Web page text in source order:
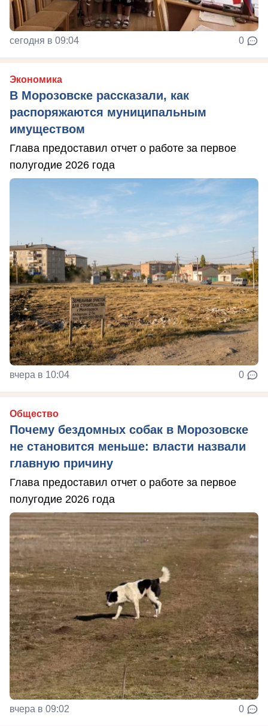
сегодня в 09:04 0
Экономика
В Морозовске рассказали, как
распоряжаются муниципальным
имуществом
Глава предоставил отчет о работе за первое
полугодие 2026 года
вчера в 10:04 0
Общество
Почему бездомных собак в Морозовске
не становится меньше: власти назвали
главную причину
Глава предоставил отчет о работе за первое
полугодие 2026 года
вчера в 09:02 0